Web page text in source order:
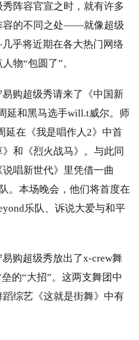
阵容官宣之时，就有许多
容的不同之处——就像超级
乎将近期在各大热门网络
物“包圆了”。
购超级秀请来了《中国新
延和黑马选手will.t威尔。师
延在《我是唱作人2》中首
和《烈火战马》。与此同
唱新世代》里凭借一曲
。本场晚会，他们将首度在
乐队、诉说大爱与和平
购超级秀放出了x-crew舞
的“大招”。这两支舞团中
综艺《这就是街舞》中有